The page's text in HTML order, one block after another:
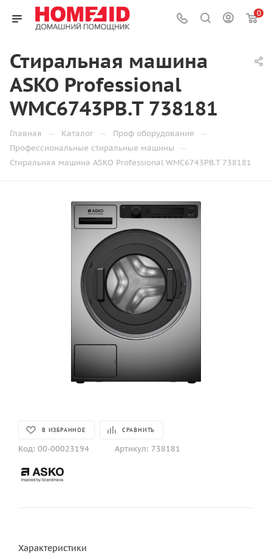
0
Стиральная машина
ASKO Professional
WMC6743PB.T 738181
Главная — Каталог — Проф оборудование —
Профессиональные стиральные машины —
Стиральная машина ASKO Professional WMC6743PB.T 738181
В ИЗБРАННОЕ СРАВНИТЬ
Код: 00-00023194 Артикул: 738181
Характеристики